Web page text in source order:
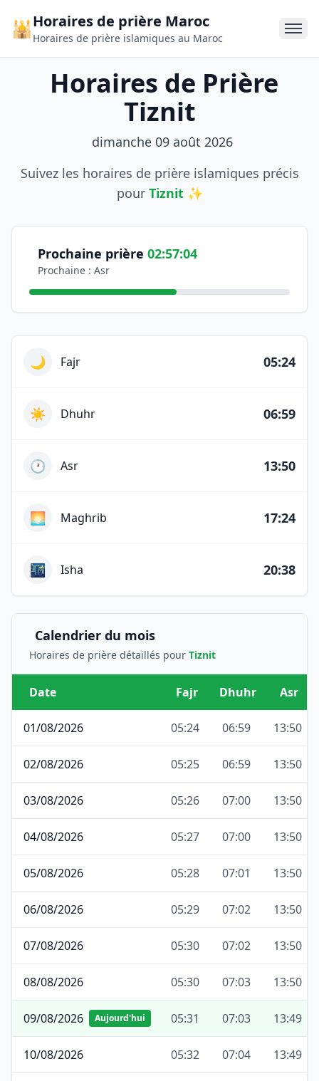
🕌Horaires de prière Maroc
Horaires de prière islamiques au Maroc
Horaires de Prière
Tiznit
dimanche 09 août 2026
Suivez les horaires de prière islamiques précis
pour Tiznit✨
Consultez les horaires officiels de prière pour la ville de
Coordonnées géographiques: Latitude 29,700000,
Prochaine prière 02:57:04
Prochaine : Asr
🌙 Fajr 05:24
☀️ Dhuhr 06:59
🕐 Asr 13:50
🌅 Maghrib 17:24
🌃 Isha 20:38
Calendrier du mois
Horaires de prière détaillés pour Tiznit
Date Fajr Dhuhr Asr
01/08/2026 05:24 06:59 13:50
02/08/2026 05:25 06:59 13:50
03/08/2026 05:26 07:00 13:50
04/08/2026 05:27 07:00 13:50
05/08/2026 05:28 07:01 13:50
06/08/2026 05:29 07:02 13:50
07/08/2026 05:30 07:02 13:50
08/08/2026 05:30 07:03 13:50
09/08/2026 Aujourd'hui 05:31 07:03 13:49
10/08/2026 05:32 07:04 13:49